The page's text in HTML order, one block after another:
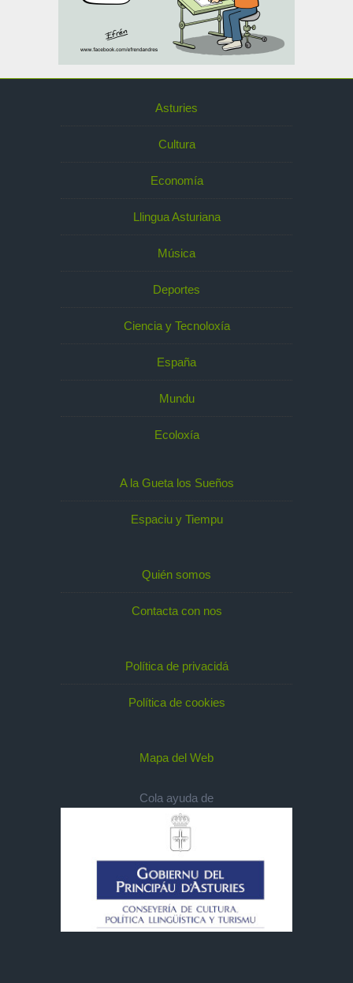
Asturies
Cultura
Economía
Llingua Asturiana
Música
Deportes
Ciencia y Tecnoloxía
España
Mundu
Ecoloxía
A la Gueta los Sueños
Espaciu y Tiempu
Quién somos
Contacta con nos
Política de privacidá
Política de cookies
Mapa del Web
Cola ayuda de